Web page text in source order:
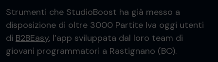
Strumenti che StudioBoost ha già messo a
disposizione di oltre 3000 Partite Iva oggi utenti
di B2BEasy, l’app sviluppata dal loro team di
giovani programmatori a Rastignano (BO).